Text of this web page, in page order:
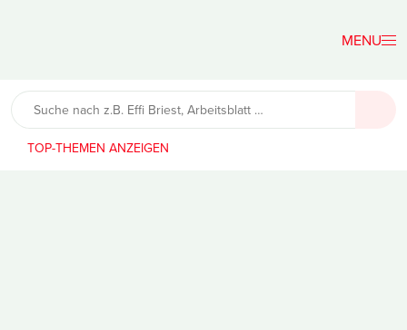
Lehrerfreund
TOP-THEMEN